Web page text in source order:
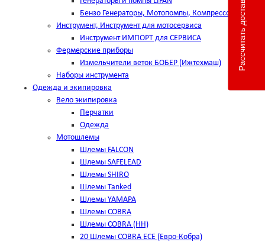
Бензо Генераторы, Мотопомпы, Компрессоры
Инструмент, Инструмент для мотосервиса
Инструмент ИМПОРТ для СЕРВИСА
Фермерские приборы
Измельчители веток БОБЕР (Ижтехмаш)
Наборы инструмента
Одежда и экипировка
Вело экипировка
Перчатки
Одежда
Мотошлемы
Шлемы FALCON
Шлемы SAFELEAD
Шлемы SHIRO
Шлемы Tanked
Шлемы YAMAPA
Шлемы COBRA
Шлемы COBRA (HH)
20 Шлемы COBRA ECE (Евро-Кобра)
Рассчитать доставку